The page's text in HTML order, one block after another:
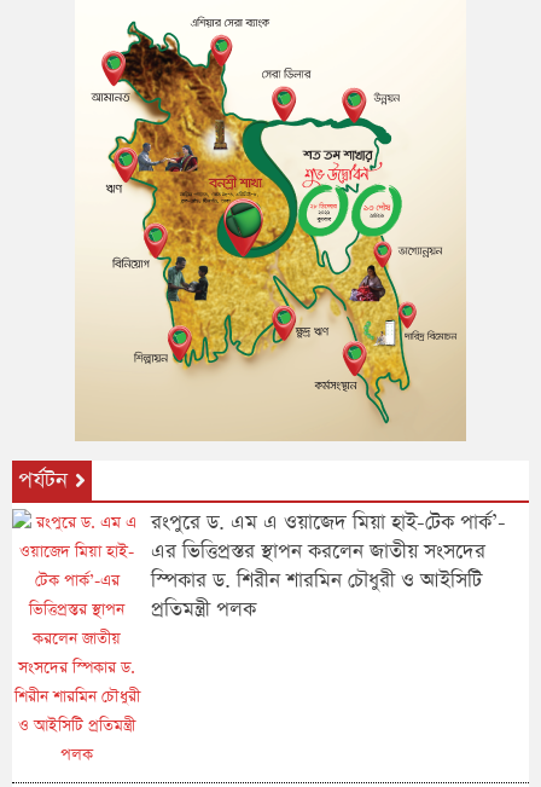
পর্যটন
রংপুরে ড. এম এ ওয়াজেদ মিয়া হাই-টেক পার্ক’-
এর ভিত্তিপ্রস্তর স্থাপন করলেন জাতীয় সংসদের
স্পিকার ড. শিরীন শারমিন চৌধুরী ও আইসিটি
প্রতিমন্ত্রী পলক